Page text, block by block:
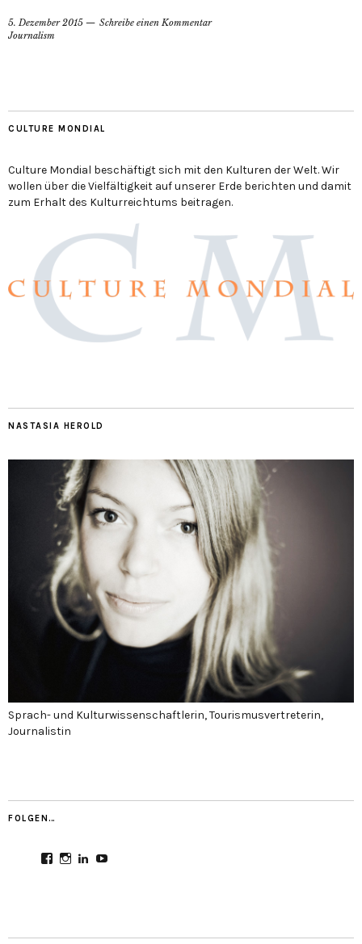
5. Dezember 2015
Schreibe einen Kommentar
Journalism
CULTURE MONDIAL
Culture Mondial beschäftigt sich mit den Kulturen der Welt. Wir
wollen über die Vielfältigkeit auf unserer Erde berichten und damit
zum Erhalt des Kulturreichtums beitragen.
NASTASIA HEROLD
Sprach- und Kulturwissenschaftlerin, Tourismusvertreterin,
Journalistin
FOLGEN…
ProfilProfilProfil
LinkedIn
Profil